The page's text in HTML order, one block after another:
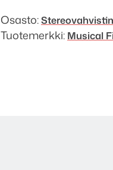
Osasto:
Tuotemerkki: Musical